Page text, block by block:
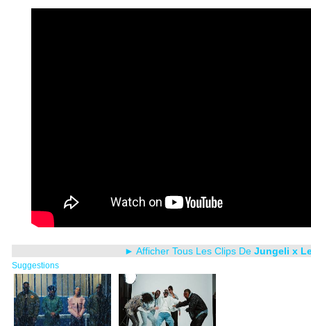
► Afficher Tous Les Clips De Jungeli x
Suggestions